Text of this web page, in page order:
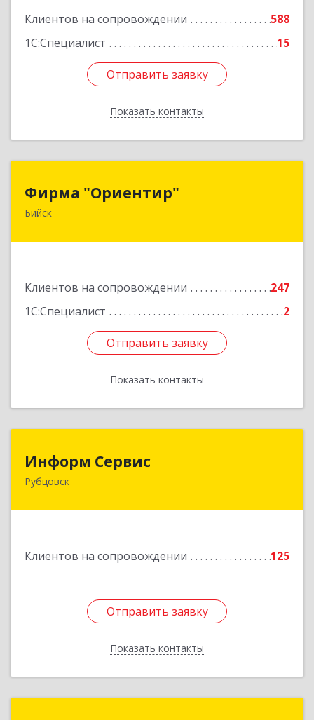
Клиентов на сопровождении
588
1С:Специалист
15
Отправить заявку
Показать контакты
Отправить заявку
Назад
Фирма "Ориентир"
Бийск
Клиентов на сопровождении
247
1С:Специалист
2
Отправить заявку
Показать контакты
659300, Алтайский край, Бийск г, Сергея Кирова
Отправить заявку
Назад
Информ Сервис
Рубцовск
Клиентов на сопровождении 125
Отправить заявку
Показать контакты
658204, Алтайский край, Рубцовск г, Алтайская
Отправить заявку
Назад